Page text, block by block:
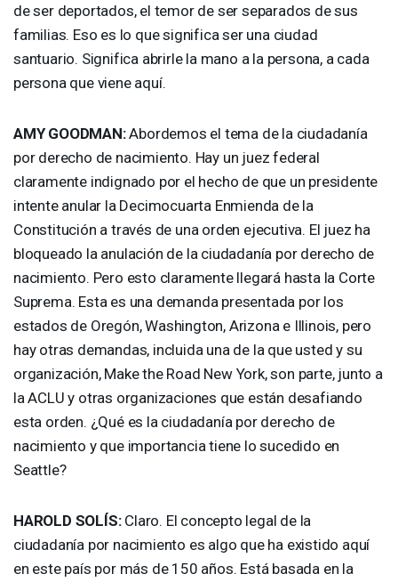
de ser deportados, el temor de ser separados de sus
familias. Eso es lo que significa ser una ciudad
santuario. Significa abrirle la mano a la persona, a cada
persona que viene aquí.
AMY GOODMAN:Abordemos el tema de la ciudadanía
por derecho de nacimiento. Hay un juez federal
claramente indignado por el hecho de que un presidente
intente anular la Decimocuarta Enmienda de la
Constitución a través de una orden ejecutiva. El juez ha
bloqueado la anulación de la ciudadanía por derecho de
nacimiento. Pero esto claramente llegará hasta la Corte
Suprema. Esta es una demanda presentada por los
estados de Oregón, Washington, Arizona e Illinois, pero
hay otras demandas, incluida una de la que usted y su
organización, Make the Road New York, son parte, junto a
laACLU y otras organizaciones que están desafiando
esta orden. ¿Qué es la ciudadanía por derecho de
nacimiento y que importancia tiene lo sucedido en
Seattle?
HAROLD SOLÍS:Claro. El concepto legal de la
ciudadanía por nacimiento es algo que ha existido aquí
en este país por más de 150 años. Está basada en la